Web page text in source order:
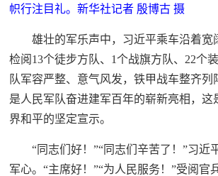
帜行注目礼。新华社记者 殷博古 摄
雄壮的军乐声中，习近平乘车沿着宽
检阅13个徒步方队、1个战旗方队、22个
队军容严整、意气风发，铁甲战车整齐列
是人民军队奋进建军百年的崭新亮相，这
界和平的坚定宣示。
“同志们好！”“同志们辛苦了！”习近
军心。“主席好！”“为人民服务！”受阅官